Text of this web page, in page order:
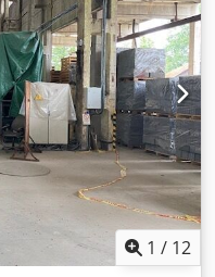
1 / 12